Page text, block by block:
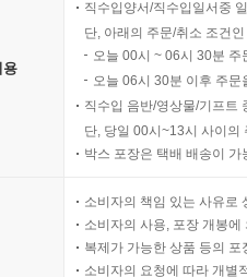
용
직수입양서/직수입일서중
단, 아래의 주문/취소 조건
오늘 00시 ~ 06시 30분
오늘 06시 30분 이후 주
직수입 음반/영상물/기프트
단, 당일 00시~13시 사이의
박스 포장은 택배 배송이
소비자의 책임 있는 사유로
소비자의 사용, 포장 개봉
복제가 가능한 상품 등의
소비자의 요청에 따라 개별